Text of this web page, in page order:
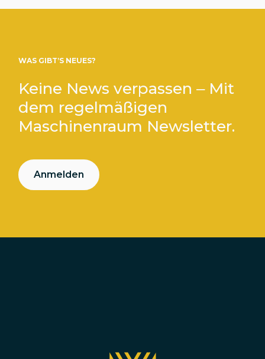
WAS GIBT’S NEUES?
Keine News verpassen – Mit
dem regelmäßigen
Maschinenraum Newsletter.
Anmelden